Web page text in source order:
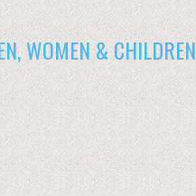
WOMEN & CHILDREN